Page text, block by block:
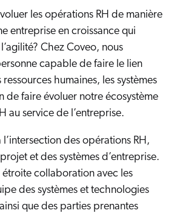
les opérations RH de manière
entreprise en croissance qui
Chez Coveo, nous
capable de faire le lien
humaines, les systèmes
de faire évoluer notre écosystème
au service de l’entreprise.
l’intersection des opérations RH,
et des systèmes d’entreprise.
étroite collaboration avec les
des systèmes et technologies
que des parties prenantes